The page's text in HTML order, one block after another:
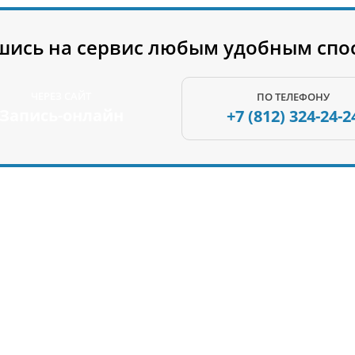
на сервис любым удобным
ПО ТЕЛЕФОНУ
+7 (812) 324-24-